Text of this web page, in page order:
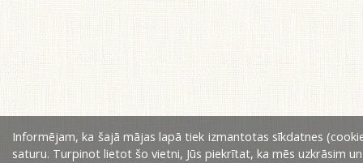
Informējam, ka šajā mājas lapā tiek izmantotas sīkdatnes
saturu. Turpinot lietot šo vietni, Jūs piekrītat, ka mēs uzkrāsim